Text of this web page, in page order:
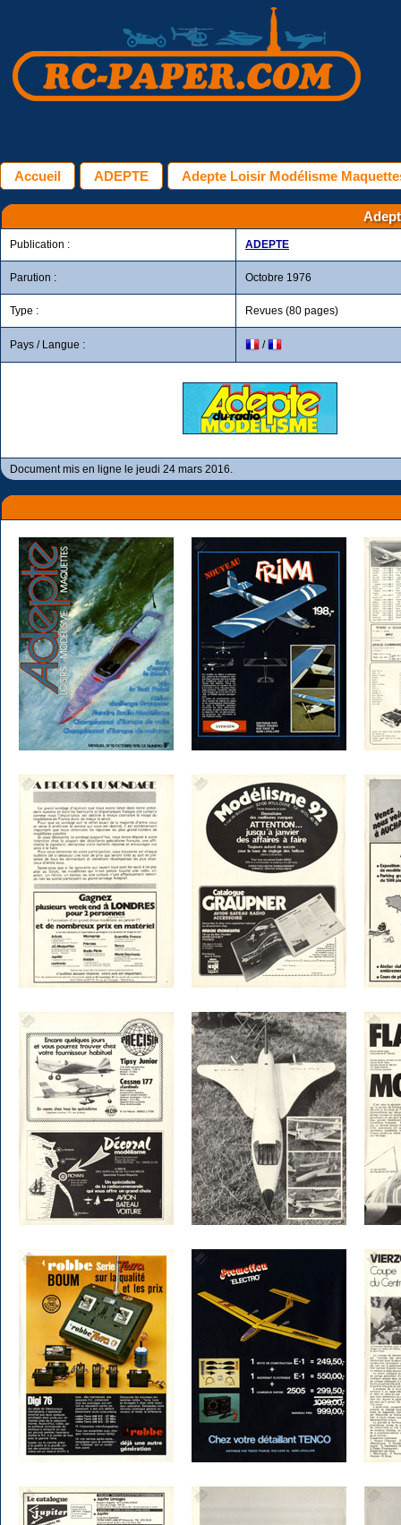
Accueil ADEPTE Adepte Loisir Modélisme
Publication : ADEPTE
Parution : Octobre 1976
Type : Revues (80 pages)
Pays / Langue : /
Document mis en ligne le jeudi 24 mars 2016.